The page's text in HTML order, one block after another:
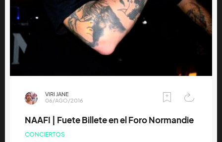
VIRI JANE
06/AGO/2016
NAAFI | Fuete Billete en el Foro Normandie
CONCIERTOS